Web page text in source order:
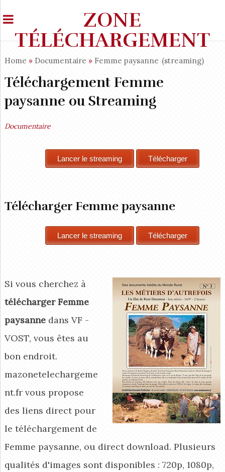
ZONE
TÉLÉCHARGEMENT
Home » Documentaire » Femme paysanne (streaming)
Téléchargement Femme
paysanne ou Streaming
Documentaire
Télécharger Femme paysanne
Si vous cherchez à
télécharger Femme
paysannedans VF -
VOST, vous êtes au
bon endroit.
mazonetelechargeme
nt.fr vous propose
des liens direct pour
le téléchargement de
Femme paysanne, ou direct download. Plusieurs
qualités d'images sont disponibles : 720p, 1080p,